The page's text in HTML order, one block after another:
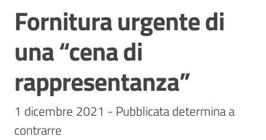
Stazioni
appaltanti
Contatti
Salta al contenuto
Fornitura urgente di
una “cena di
rappresentanza”
1 dicembre 2021 - Pubblicata determina a
contrarre